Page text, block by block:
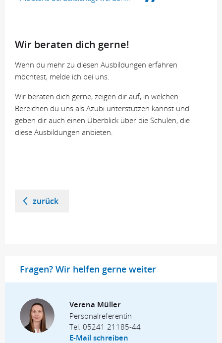
Wir beraten dich gerne!
Wenn du mehr zu diesen Ausbildungen erfahren
möchtest, melde ich bei uns.
Wir beraten dich gerne, zeigen dir auf, in welchen
Bereichen du uns als Azubi unterstützen kannst und
geben dir auch einen Überblick über die Schulen, die
diese Ausbildungen anbieten.
zurück
Fragen? Wir helfen gerne weiter
Verena Müller
Personalreferentin
Tel. 05241 21185-44
E-Mail schreiben